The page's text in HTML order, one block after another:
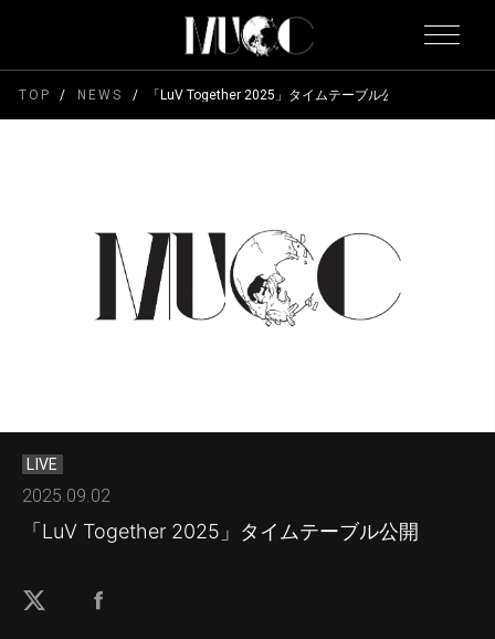
TOP NEWS 「LuV Together 2025」タイムテーブル公開
LIVE
2025.09.02
「LuV Together 2025」タイムテーブル公開